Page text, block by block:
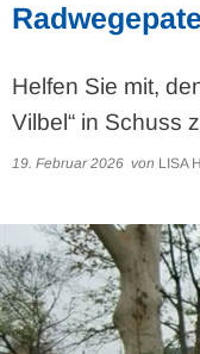
Helfen Sie mit,
Vilbel“ in Schuss
19. Februar 2026 von LISA